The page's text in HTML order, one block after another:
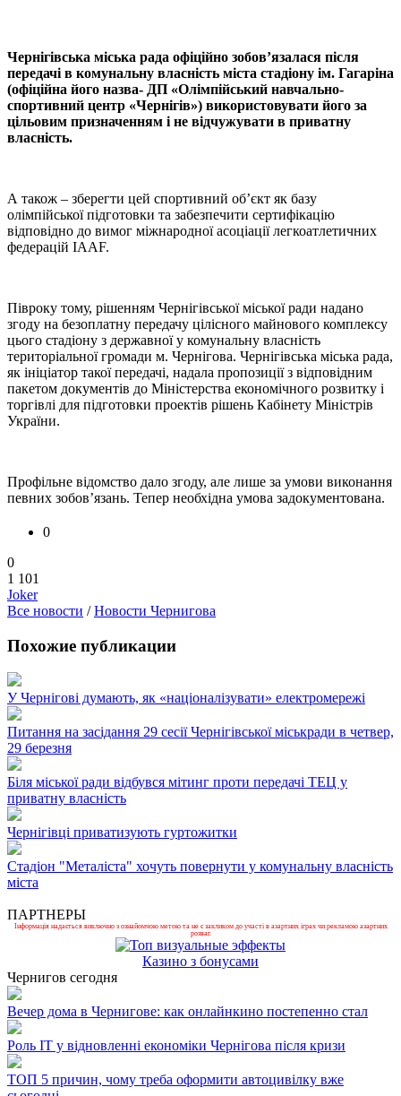
Чернігівська міська рада офіційно зобов’язалася після
передачі в комунальну власність міста стадіону ім. Гагаріна
(офіційна його назва- ДП «Олімпійський навчально-
спортивний центр «Чернігів») використовувати його за
цільовим призначенням і не відчужувати в приватну
власність.
А також – зберегти цей спортивний об’єкт як базу
олімпійської підготовки та забезпечити сертифікацію
відповідно до вимог міжнародної асоціації легкоатлетичних
федерацій IAAF.
Півроку тому, рішенням Чернігівської міської ради надано
згоду на безоплатну передачу цілісного майнового комплексу
цього стадіону з державної у комунальну власність
територіальної громади м. Чернігова. Чернігівська міська рада,
як ініціатор такої передачі, надала пропозиції з відповідним
пакетом документів до Міністерства економічного розвитку і
торгівлі для підготовки проектів рішень Кабінету Міністрів
України.
Профільне відомство дало згоду, але лише за умови виконання
певних зобов’язань. Тепер необхідна умова задокументована.
0
0
1 101
Joker
Все новости /Новости Чернигова
Похожие публикации
У Чернігові думають, як «націоналізувати» електромережі
Питання на засідання 29 сесії Чернігівської міськради в четвер,
29 березня
Біля міської ради відбувся мітинг проти передачі ТЕЦ у
приватну власність
Чернігівці приватизують гуртожитки
Стадіон "Металіста" хочуть повернути у комунальну власність
міста
ПАРТНЕРЫ
Інформація надається виключно з ознайомчою метою та не є закликом до участі в азартних іграх чи рекламою азартних
розваг.
Казино з бонусами
Чернигов сегодня
Вечер дома в Чернигове: как онлайнкино постепенно стал
Роль ІТ у відновленні економіки Чернігова після кризи
ТОП 5 причин, чому треба оформити автоцивілку вже